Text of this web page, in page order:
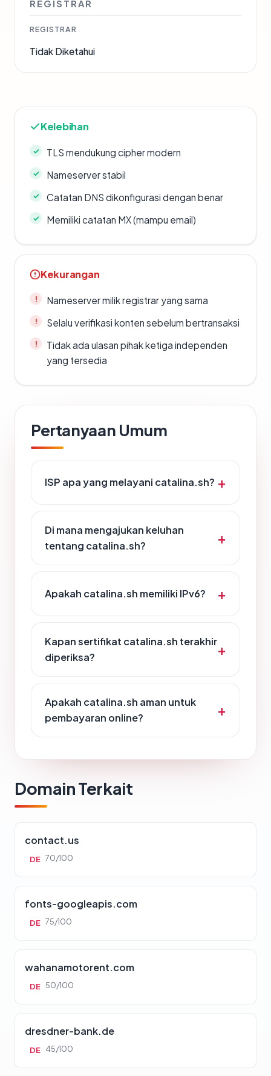
REGISTRAR
REGISTRAR
Tidak Diketahui
Kelebihan
TLS mendukung cipher modern
Nameserver stabil
Catatan DNS dikonfigurasi dengan benar
Memiliki catatan MX (mampu email)
Kekurangan
Nameserver milik registrar yang sama
Selalu verifikasi konten sebelum bertransaksi
Tidak ada ulasan pihak ketiga independen
yang tersedia
Pertanyaan Umum
ISP apa yang melayani catalina.sh?
Di mana mengajukan keluhan
tentang catalina.sh?
Apakah catalina.sh memiliki IPv6?
Kapan sertifikat catalina.sh terakhir
diperiksa?
Apakah catalina.sh aman untuk
pembayaran online?
Domain Terkait
contact.us
DE 70/100
fonts-googleapis.com
DE 75/100
wahanamotorent.com
DE 50/100
dresdner-bank.de
DE 45/100